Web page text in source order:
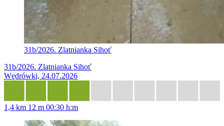
31b/2026. Zlatnianka Sihoť
31b/2026. Zlatnianka Sihoť
Wędrówki, 24.07.2026
1,4 km 12 m 00:30 h:m